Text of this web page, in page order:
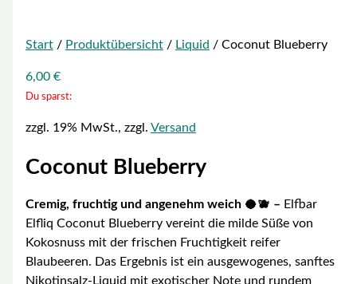
Start/ Produktübersicht/ Liquid / Coconut Blueberry
6,00 €
Du sparst:
zzgl. 19% MwSt., zzgl. Versand
Coconut Blueberry
Cremig, fruchtig und angenehm weich 🥥🫐 – Elfbar
Elfliq Coconut Blueberry vereint die milde Süße von
Kokosnuss mit der frischen Fruchtigkeit reifer
Blaubeeren. Das Ergebnis ist ein ausgewogenes, sanftes
Nikotinsalz-Liquid mit exotischer Note und rundem